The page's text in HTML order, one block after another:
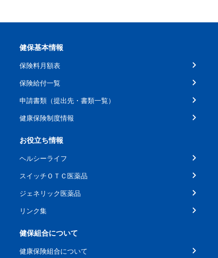
健保基本情報
保険料月額表
保険給付一覧
申請書類（提出先・書類一覧）
健康保険制度情報
お役立ち情報
ヘルシーライフ
スイッチＯＴＣ医薬品
ジェネリック医薬品
リンク集
健保組合について
健康保険組合について